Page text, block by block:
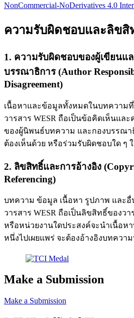
NonCommercial-NoDerivatives 4.0
ความรับผิดชอบและลิขสิ
1. ความรับผิดชอบของผู้เขียนแ
บรรณาธิการ (Author
Disagreement)
เนื้อหาและข้อมูลทั้งหมดในบทความ
วารสาร WESR ถือเป็นข้อคิดเห็นแล
ของผู้นิพนธ์บทความ และกองบรรณา
ต้องเห็นด้วย หรือร่วมรับผิดชอบใด ๆ
2. ลิขสิทธิ์และการอ้างอิง
Referencing)
บทความ ข้อมูล เนื้อหา รูปภาพ และ
วารสาร WESR ถือเป็นลิขสิทธิ์ของว
หรือหน่วยงานใดประสงค์จะนำเนื้อห
หนึ่งไปเผยแพร่ จะต้องอ้างอิงบทควา
Make a Submission
Make a Submission